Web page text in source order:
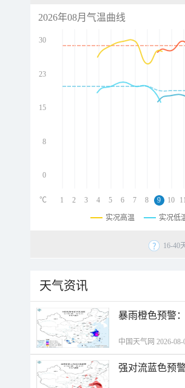
2026年08月气温曲线
30
23
15
8
0
1 2 3 4 5 6 7 8 9 10
℃
实况高温 实况低
16-40
天气资讯
暴雨橙色预警
中国天气网 2026-08-
强对流蓝色预